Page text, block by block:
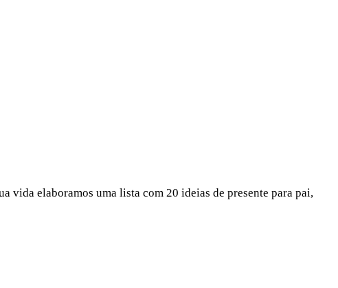
vida elaboramos uma lista com 20 ideias de presente para pai,